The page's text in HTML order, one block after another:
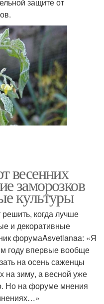
весенних
заморозков
культуры
когда лучше
и декоративные
форумаAsvetlanaa: «Я
году впервые вообще
на осень саженцы
на зиму, а весной уже
Но на форуме мнения